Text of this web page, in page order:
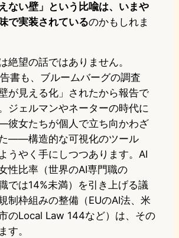
えない壁」という比喩は、いまや
で実装されているのかもしれま
絶望の話ではありません。
書も、ブルームバーグの調査
が見える化」されたから報告で
ジェルマンやネーターの時代に
女たちが個人で立ち向かわざ
——構造的な可視化のツール
うやく手にしつつあります。AI
性比率（世界のAI専門職の
では14%未満）を引き上げる議
制枠組みの整備（EUのAI法、米
のLocal Law 144など）は、その
す。